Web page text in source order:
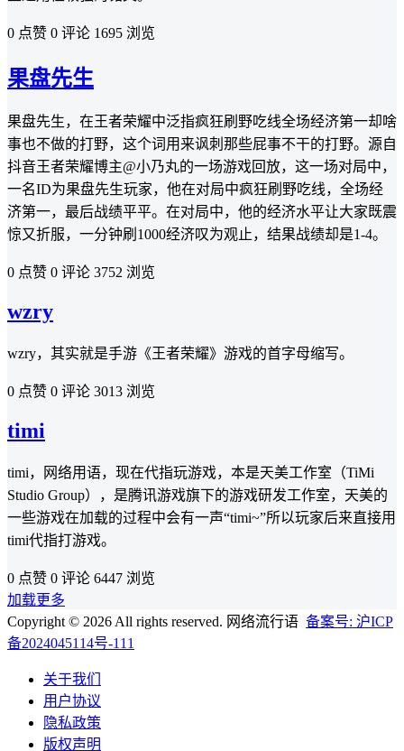
0 点赞 0 评论 1695 浏览
果盘先生
果盘先生，在王者荣耀中泛指疯狂刷野吃线全场经济第一却啥
事也不做的打野，这个词用来讽刺那些屁事不干的打野。源自
抖音王者荣耀博主@小乃丸的一场游戏回放，这一场对局中，
一名ID为果盘先生玩家，他在对局中疯狂刷野吃线，全场经
济第一，最后战绩平平。在对局中，他的经济水平让大家既震
惊又折服，一分钟刷1000经济叹为观止，结果战绩却是1-4。
0 点赞 0 评论 3752 浏览
wzry
wzry，其实就是手游《王者荣耀》游戏的首字母缩写。
0 点赞 0 评论 3013 浏览
timi
timi，网络用语，现在代指玩游戏，本是天美工作室（TiMi
Studio Group），是腾讯游戏旗下的游戏研发工作室，天美的
一些游戏在加载的过程中会有一声“timi~”所以玩家后来直接用
timi代指打游戏。
0 点赞 0 评论 6447 浏览
加载更多
Copyright © 2026 All rights reserved. 网络流行语 备案号: 沪ICP
备2024045114号-111
关于我们
用户协议
隐私政策
版权声明